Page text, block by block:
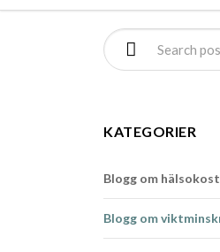
Sök efter:
KATEGORIER
Blogg om hälsokost
Blogg om